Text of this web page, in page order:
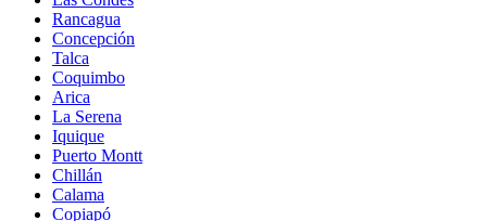
Rancagua
Concepción
Talca
Coquimbo
Arica
La Serena
Iquique
Puerto Montt
Chillán
Calama
Copiapó